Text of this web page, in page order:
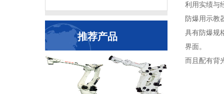
推荐产品
利用实绩与
防爆用示教
具有防爆规
界面。
而且配有背